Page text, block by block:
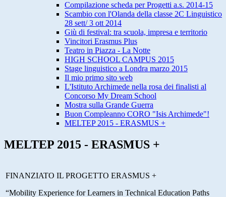
Compilazione scheda per Progetti a.s. 2014-15
Scambio con l'Olanda della classe 2C Linguistico
28 sett/ 3 ott 2014
Giù di festival: tra scuola, impresa e territorio
Vincitori Erasmus Plus
Teatro in Piazza - La Notte
HIGH SCHOOL CAMPUS 2015
Stage linguistico a Londra marzo 2015
Il mio primo sito web
L'Istituto Archimede nella rosa dei finalisti al
Concorso My Dream School
Mostra sulla Grande Guerra
Buon Compleanno CORO "Isis Archimede"!
MELTEP 2015 - ERASMUS +
MELTEP 2015 - ERASMUS +
FINANZIATO IL PROGETTO ERASMUS +
“Mobility Experience for Learners in Technical Education Paths